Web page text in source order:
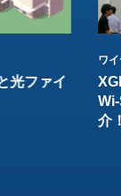
光ファイ
ワ
介